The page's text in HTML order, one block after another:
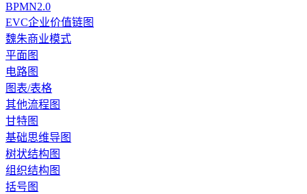
BPMN2.0
EVC企业价值链图
魏朱商业模式
平面图
电路图
图表/表格
其他流程图
甘特图
基础思维导图
树状结构图
组织结构图
括号图